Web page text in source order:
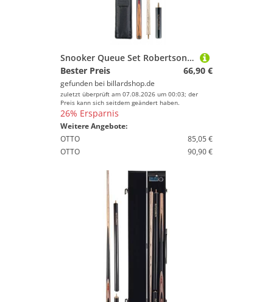
Snooker Queue Set Robertson R-4 Junior zweiteilig
Bester Preis
66,90 €
gefunden bei billardshop.de
zuletzt überprüft am 07.08.2026 um 00:03; der
Preis kann sich seitdem geändert haben.
26% Ersparnis
Weitere Angebote:
OTTO
85,05 €
OTTO
90,90 €